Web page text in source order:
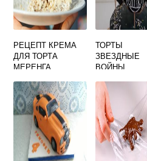
РЕЦЕПТ КРЕМА
ДЛЯ ТОРТА
МЕРЕНГА
ТОРТЫ
ЗВЕЗДНЫЕ
ВОЙНЫ